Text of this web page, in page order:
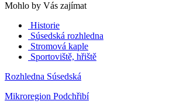
Mohlo by Vás zajímat
Historie
Súsedská rozhledna
Stromová kaple
Sportoviště, hřiště
Rozhledna Súsedská
Mikroregion Podchřibí